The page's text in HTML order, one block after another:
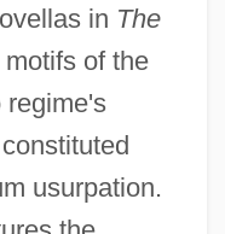
in The
of the
regime's
usurpation.